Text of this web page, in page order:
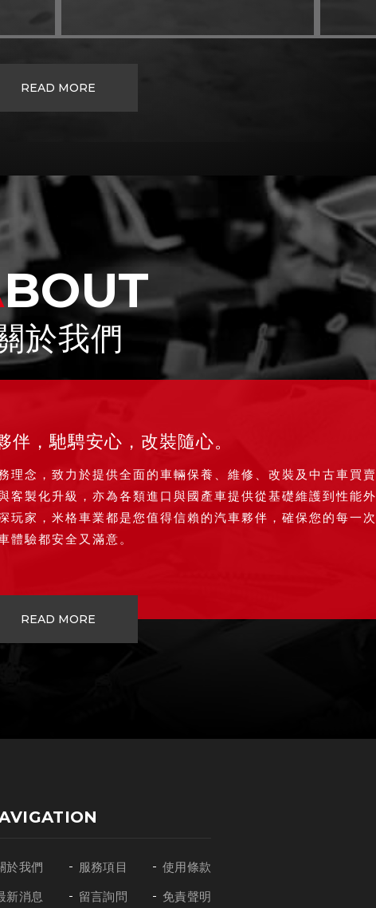
READ MORE
ABOUT
於我們
伴，馳騁安心，改裝隨心。
理念，致力於提供全面的車輛保養、維修、改裝及中古車買賣
製化升級，亦為各類進口與國產車提供從基礎維護到性能外
玩家，米格車業都是您值得信賴的汽車夥伴，確保您的每一次
體驗都安全又滿意。
READ MORE
於我們
新消息
服務項目
留言詢問
使用條款
免責聲明